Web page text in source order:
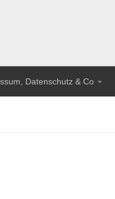
Datenschutz & Co